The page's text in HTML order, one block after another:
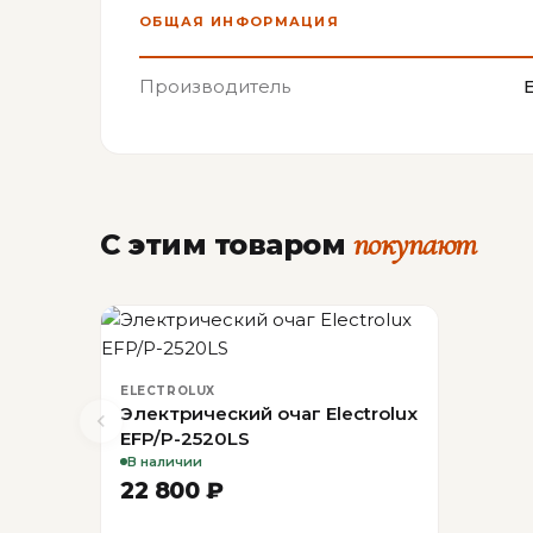
ОБЩАЯ ИНФОРМАЦИЯ
Производитель
С этим товаром покупают
ELECTROLUX
Электрический очаг Electrolux
EFP/P-2520LS
В наличии
22 800 ₽